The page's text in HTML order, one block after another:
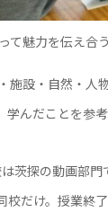
て魅力を伝え合
施設・自然・人
学んだことを参
茨探の動画部
校だけ。授業終